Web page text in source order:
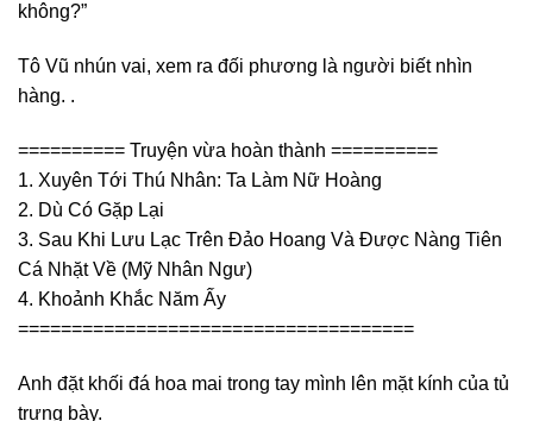
không?”
Tô Vũ nhún vai, xem ra đối phương là người biết nhìn
hàng. .
========== Truyện vừa hoàn thành ==========
1. Xuyên Tới Thú Nhân: Ta Làm Nữ Hoàng
2. Dù Có Gặp Lại
3. Sau Khi Lưu Lạc Trên Đảo Hoang Và Được Nàng Tiên
Cá Nhặt Về (Mỹ Nhân Ngư)
4. Khoảnh Khắc Năm Ấy
=====================================
Anh đặt khối đá hoa mai trong tay mình lên mặt kính của tủ
trưng bày.